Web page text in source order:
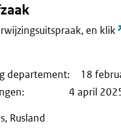
en klik
departement: 18
4 april
Rusland